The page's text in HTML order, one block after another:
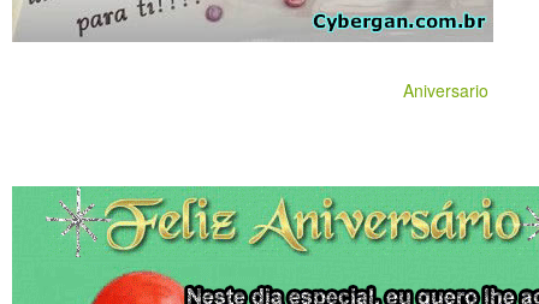
Aniversario